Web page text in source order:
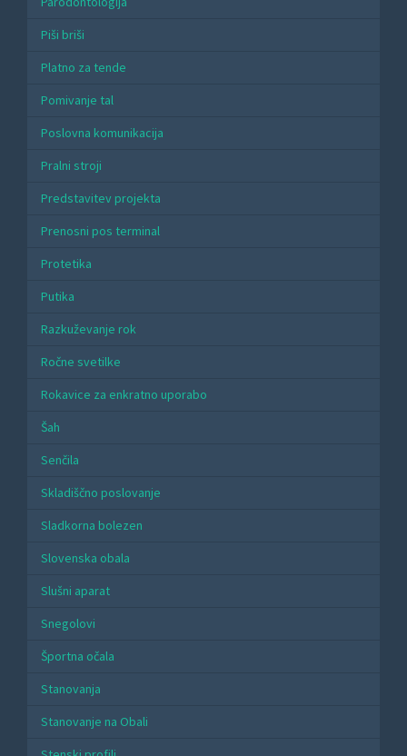
Piši briši
Platno za tende
Pomivanje tal
Poslovna komunikacija
Pralni stroji
Predstavitev projekta
Prenosni pos terminal
Protetika
Putika
Razkuževanje rok
Ročne svetilke
Rokavice za enkratno uporabo
Šah
Senčila
Skladiščno poslovanje
Sladkorna bolezen
Slovenska obala
Slušni aparat
Snegolovi
Športna očala
Stanovanja
Stanovanje na Obali